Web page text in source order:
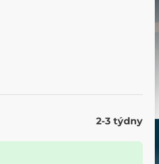
2-3 týdny